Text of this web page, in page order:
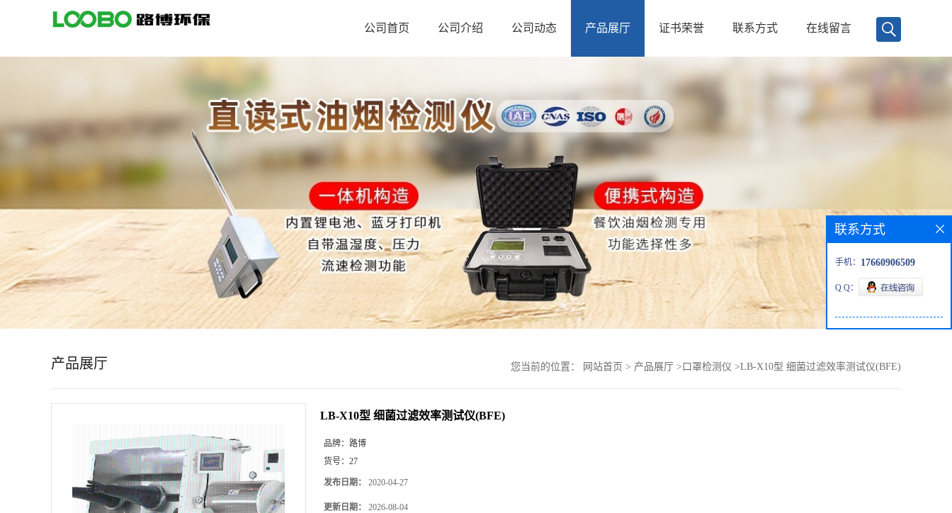
首
公司首页 公司介绍 公司动态 产品展厅 证书荣誉 联系方式 在线留言
产品展厅 您当前的位置： 网站首页 > 产品展厅 >口罩检测仪 >LB-X10型 细菌过滤效率测试仪(BFE)
LB-X10型 细菌过滤效率测试仪(BFE)
品牌： 路博
货号： 27
发布日期： 2020-04-27
更新日期： 2026-08-04
联系方式
手机： 17660906509
Q Q：